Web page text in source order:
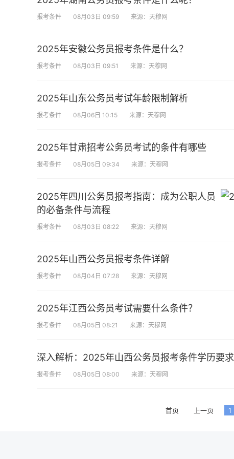
报考条件 08月03日 09:59 来源：天穆网
2025年安徽公务员报考条件是什么？
报考条件 08月03日 09:51 来源：天穆网
2025年山东公务员考试年龄限制解析
报考条件 08月06日 10:15 来源：天穆网
2025年甘肃招考公务员考试的条件有哪些
报考条件 08月05日 09:34 来源：天穆网
2025年四川公务员报考指南：成为公职人员
的必备条件与流程
报考条件 08月03日 08:22 来源：天穆网
2025年山西公务员报考条件详解
报考条件 08月04日 07:28 来源：天穆网
2025年江西公务员考试需要什么条件？
报考条件 08月05日 08:21 来源：天穆网
深入解析：2025年山西公务员报考条件学历要求
报考条件 08月05日 08:00 来源：天穆网
首页 上一页 1